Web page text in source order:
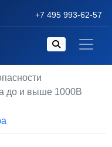
+7 495 993-62-57
до и выше 1000В